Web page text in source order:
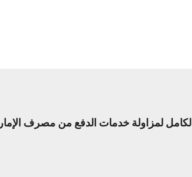
لمزاولة خدمات الدفع من مصرف